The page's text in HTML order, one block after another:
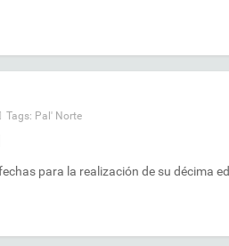
Tags: Pal' Norte
para la realización de su décima